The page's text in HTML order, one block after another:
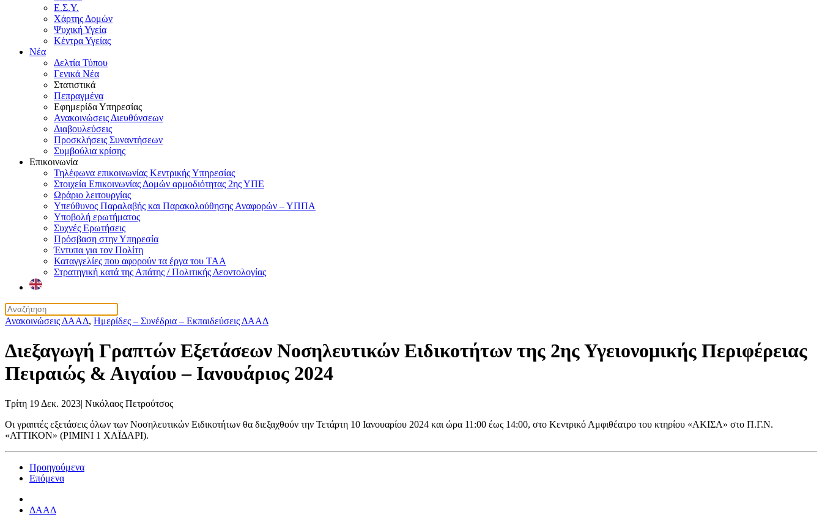
Ε.Σ.Υ.
Χάρτης Δομών
Ψυχική Υγεία
Κέντρα Υγείας
Νέα
Δελτία Τύπου
Γενικά Νέα
Στατιστικά
Πεπραγμένα
Εφημερίδα Υπηρεσίας
Ανακοινώσεις Διευθύνσεων
Διαβουλεύσεις
Προσκλήσεις Συναντήσεων
Συμβούλια κρίσης
Επικοινωνία
Τηλέφωνα επικοινωνίας Κεντρικής Υπηρεσίας
Στοιχεία Επικοινωνίας Δομών αρμοδιότητας 2ης ΥΠΕ
Ωράριο λειτουργίας
Υπεύθυνος Παραλαβής και Παρακολούθησης Αναφορών – ΥΠΠΑ
Υποβολή ερωτήματος
Συχνές Ερωτήσεις
Πρόσβαση στην Υπηρεσία
Έντυπα για τον Πολίτη
Καταγγελίες που αφορούν τα έργα του ΤΑΑ
Στρατηγική κατά της Απάτης / Πολιτικής Δεοντολογίας
Ανακοινώσεις ΔΑΑΔ, Ημερίδες – Συνέδρια – Εκπαιδεύσεις ΔΑΑΔ
Διεξαγωγή Γραπτών Εξετάσεων Νοσηλευτικών Ειδικοτήτων της 2ης Υγειονομικής Περιφέρειας
Πειραιώς & Αιγαίου – Ιανουάριος 2024
Τρίτη 19 Δεκ. 2023| Νικόλαος Πετρούτσος
Οι γραπτές εξετάσεις όλων των Νοσηλευτικών Ειδικοτήτων θα διεξαχθούν την Τετάρτη 10 Ιανουαρίου 2024 και ώρα 11:00 έως 14:00, στο Κεντρικό Αμφιθέατρο του κτηρίου «ΑΚΙΣΑ» στο Π.Γ.Ν.
«ΑΤΤΙΚΟΝ» (ΡΙΜΙΝΙ 1 ΧΑΪΔΑΡΙ).
Προηγούμενα
Επόμενα
ΔΑΑΔ